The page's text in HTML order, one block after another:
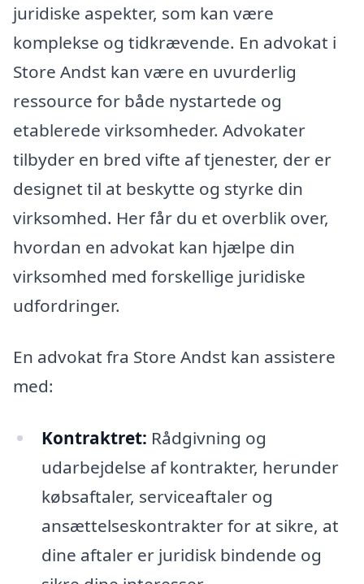
juridiske aspekter, som kan være
komplekse og tidkrævende. En advokat i
Store Andst kan være en uvurderlig
ressource for både nystartede og
etablerede virksomheder. Advokater
tilbyder en bred vifte af tjenester, der er
designet til at beskytte og styrke din
virksomhed. Her får du et overblik over,
hvordan en advokat kan hjælpe din
virksomhed med forskellige juridiske
udfordringer.
En advokat fra Store Andst kan assistere
med:
Kontraktret: Rådgivning og
udarbejdelse af kontrakter, herunder
købsaftaler, serviceaftaler og
ansættelseskontrakter for at sikre, at
dine aftaler er juridisk bindende og